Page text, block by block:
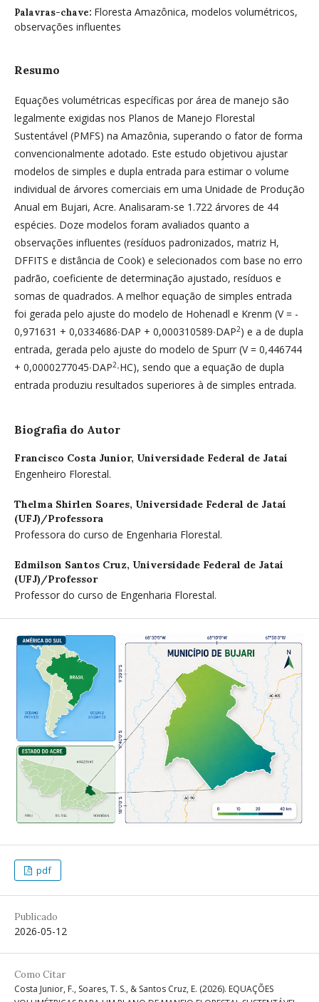
Palavras-chave: Floresta Amazônica, modelos volumétricos,
observações influentes
Resumo
Equações volumétricas específicas por área de manejo são
legalmente exigidas nos Planos de Manejo Florestal
Sustentável (PMFS) na Amazônia, superando o fator de forma
convencionalmente adotado. Este estudo objetivou ajustar
modelos de simples e dupla entrada para estimar o volume
individual de árvores comerciais em uma Unidade de Produção
Anual em Bujari, Acre. Analisaram-se 1.722 árvores de 44
espécies. Doze modelos foram avaliados quanto a
observações influentes (resíduos padronizados, matriz H,
DFFITS e distância de Cook) e selecionados com base no erro
padrão, coeficiente de determinação ajustado, resíduos e
somas de quadrados. A melhor equação de simples entrada
foi gerada pelo ajuste do modelo de Hohenadl e Krenm (V = -
0,971631 + 0,0334686∙DAP + 0,000310589∙DAP2) e a de dupla
entrada, gerada pelo ajuste do modelo de Spurr (V = 0,446744
+ 0,0000277045∙DAP2∙HC), sendo que a equação de dupla
entrada produziu resultados superiores à de simples entrada.
Biografia do Autor
Francisco Costa Junior, Universidade Federal de Jataí
Engenheiro Florestal.
Thelma Shirlen Soares, Universidade Federal de Jataí
(UFJ)/Professora
Professora do curso de Engenharia Florestal.
Edmilson Santos Cruz, Universidade Federal de Jataí
(UFJ)/Professor
Professor do curso de Engenharia Florestal.
pdf
Publicado
2026-05-12
Como Citar
Costa Junior, F., Soares, T. S., & Santos Cruz, E. (2026). EQUAÇÕES